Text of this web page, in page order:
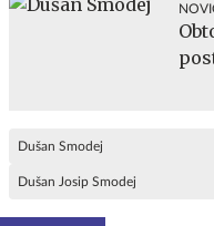
Dušan Smodej
Dušan Josip Smodej